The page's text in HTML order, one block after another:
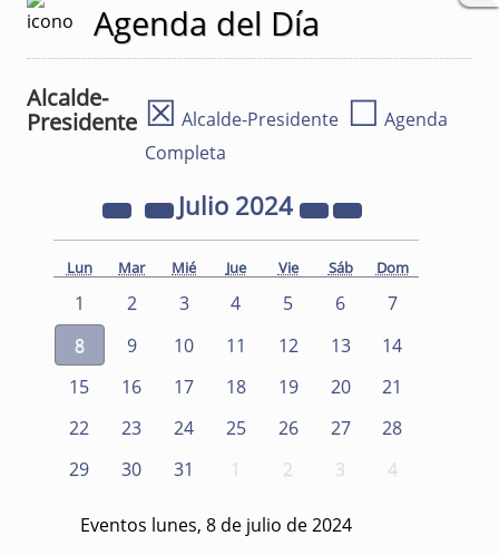
Agenda del Día
Alcalde-
Presidente ☒ Alcalde-Presidente ☐ Agenda
Completa
Julio 2024
Lun Mar Mié Jue Vie Sáb Dom
1 2 3 4 5 6
7
8
9 10 11 12 13
14
15
16 17 18 19 20
21
22
23 24 25 26 27
28
29
30 31 1 2 3 4
Eventos lunes, 8 de julio de 2024